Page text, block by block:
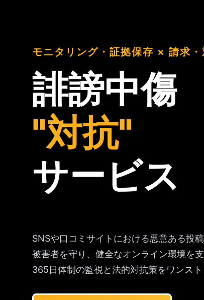
モニタリング・証拠保存 × 請求・
誹謗中傷
"対抗"
サービス
SNSや口コミサイトにおける悪意ある投
被害者を守り、健全なオンライン環境を支
365日体制の監視と法的対抗策をワンスト